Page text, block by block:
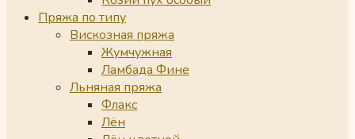
Пряжа по типу
Вискозная пряжа
Жумчужная
Ламбада Фине
Льняная пряжа
Флакс
Лён